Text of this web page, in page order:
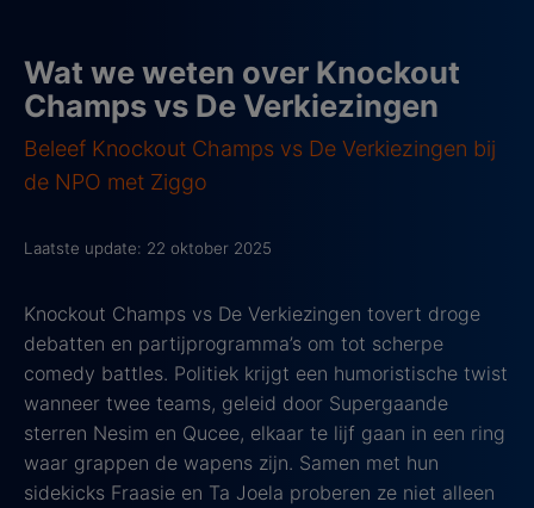
Wat we weten over Knockout
Champs vs De Verkiezingen
Beleef Knockout Champs vs De Verkiezingen bij
de NPO met Ziggo
Laatste update: 22 oktober 2025
Knockout Champs vs De Verkiezingen tovert droge
debatten en partijprogramma’s om tot scherpe
comedy battles. Politiek krijgt een humoristische twist
wanneer twee teams, geleid door Supergaande
sterren Nesim en Qucee, elkaar te lijf gaan in een ring
waar grappen de wapens zijn. Samen met hun
sidekicks Fraasie en Ta Joela proberen ze niet alleen